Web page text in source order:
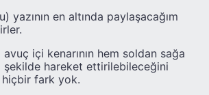
yazının en altında paylaşacağım
içi kenarının hem soldan sağa
şekilde hareket ettirilebileceğini
fark yok.